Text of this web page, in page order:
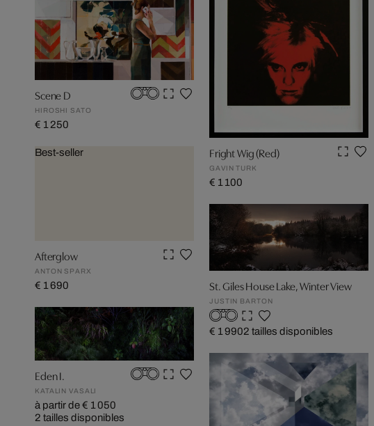
Scene D
HIROSHI SATO
€ 1 250
Best-seller
Afterglow
ANTON SPARX
€ 1 690
Eden I.
KATALIN VASALI
à partir de € 1 050
2 tailles disponibles
Fright Wig (Red)
GAVIN TURK
€ 1 100
St. Giles House Lake, Winter View
JUSTIN BARTON
€ 1 9902 tailles disponibles